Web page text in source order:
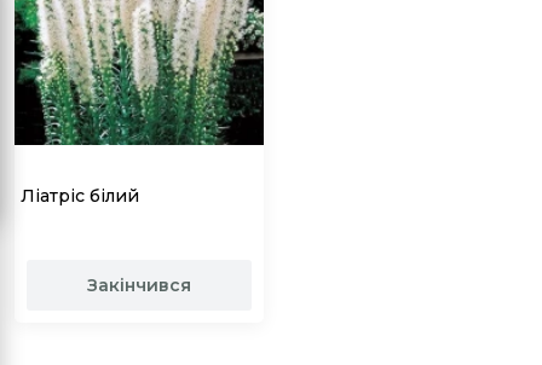
Ліатріс білий
Закінчився